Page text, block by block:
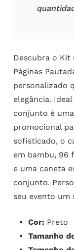
Descubra o Kit
Páginas
personalizado
elegância.
conjunto é
promocional
sofisticado, o
em bambu, 96
e uma caneta
conjunto.
seu evento um
Cor: Preto
Tamanho